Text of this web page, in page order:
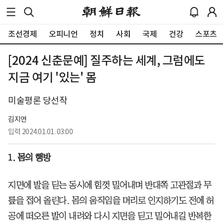
조선경제 오피니언 정치 사회 국제 건강 스포츠
[2024 신춘문예] 질주하는 세계, 그럼에도
지금 여기 '있는' 몸
미술평론 당선작
김지연
입력 2024.01.01. 03:00
1. 몸의 행방
지면에 발을 딛는 동시에 힘껏 밀어내며 반대쪽 고관절과 무
릎을 접어 올린다. 몸의 움직임을 머리로 인지하기도 전에 허
공에 떠오른 발이 내려와 다시 지면을 딛고 밀어내길 반복한